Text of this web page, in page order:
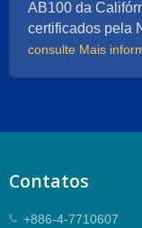
AB100 da
certificados pela
consulte Mais
Contatos
+886-4-7710607